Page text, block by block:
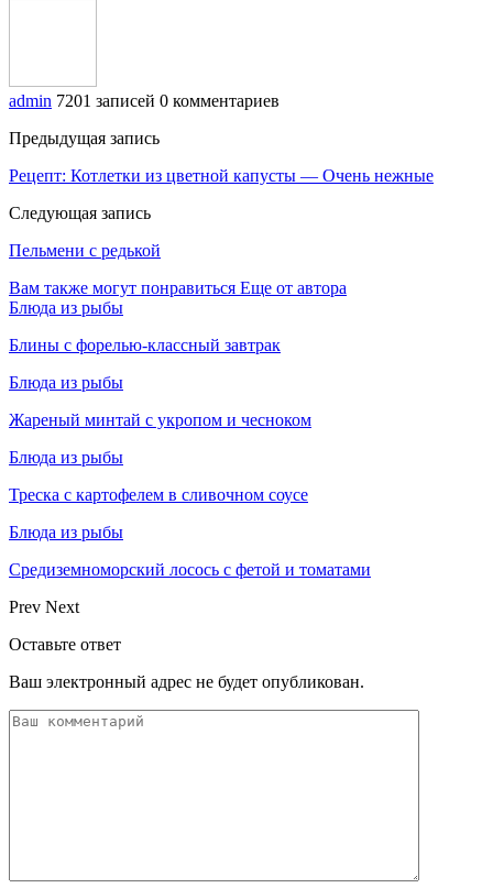
admin 7201 записей 0 комментариев
Предыдущая запись
Рецепт: Котлетки из цветной капусты — Очень нежные
Следующая запись
Пельмени с редькой
Вам также могут понравиться Еще от автора
Блюда из рыбы
Блины с форелью-классный завтрак
Блюда из рыбы
Жареный минтай с укропом и чесноком
Блюда из рыбы
Треска с картофелем в сливочном соусе
Блюда из рыбы
Средиземноморский лосось с фетой и томатами
Prev Next
Оставьте ответ
Ваш электронный адрес не будет опубликован.